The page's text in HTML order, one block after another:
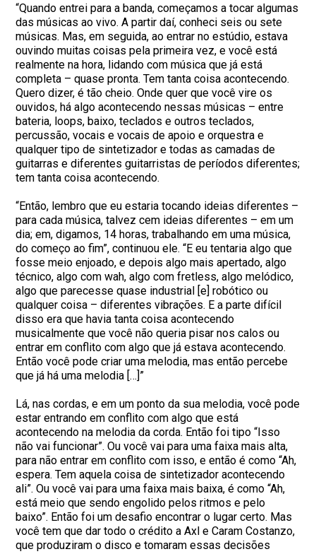
“Quando entrei para a banda, começamos a tocar algumas
das músicas ao vivo. A partir daí, conheci seis ou sete
músicas. Mas, em seguida, ao entrar no estúdio, estava
ouvindo muitas coisas pela primeira vez, e você está
realmente na hora, lidando com música que já está
completa – quase pronta. Tem tanta coisa acontecendo.
Quero dizer, é tão cheio. Onde quer que você vire os
ouvidos, há algo acontecendo nessas músicas – entre
bateria, loops, baixo, teclados e outros teclados,
percussão, vocais e vocais de apoio e orquestra e
qualquer tipo de sintetizador e todas as camadas de
guitarras e diferentes guitarristas de períodos diferentes;
tem tanta coisa acontecendo.
“Então, lembro que eu estaria tocando ideias diferentes –
para cada música, talvez cem ideias diferentes – em um
dia; em, digamos, 14 horas, trabalhando em uma música,
do começo ao fim”, continuou ele. “E eu tentaria algo que
fosse meio enjoado, e depois algo mais apertado, algo
técnico, algo com wah, algo com fretless, algo melódico,
algo que parecesse quase industrial [e] robótico ou
qualquer coisa – diferentes vibrações. E a parte difícil
disso era que havia tanta coisa acontecendo
musicalmente que você não queria pisar nos calos ou
entrar em conflito com algo que já estava acontecendo.
Então você pode criar uma melodia, mas então percebe
que já há uma melodia […]”
Lá, nas cordas, e em um ponto da sua melodia, você pode
estar entrando em conflito com algo que está
acontecendo na melodia da corda. Então foi tipo “Isso
não vai funcionar”. Ou você vai para uma faixa mais alta,
para não entrar em conflito com isso, e então é como “Ah,
espera. Tem aquela coisa de sintetizador acontecendo
ali”. Ou você vai para uma faixa mais baixa, é como “Ah,
está meio que sendo engolido pelos ritmos e pelo
baixo”. Então foi um desafio encontrar o lugar certo. Mas
você tem que dar todo o crédito a Axl e Caram Costanzo,
que produziram o disco e tomaram essas decisões